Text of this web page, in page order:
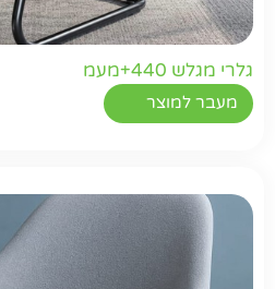
גלרי מגלש 440+מעמ
מעבר למוצר